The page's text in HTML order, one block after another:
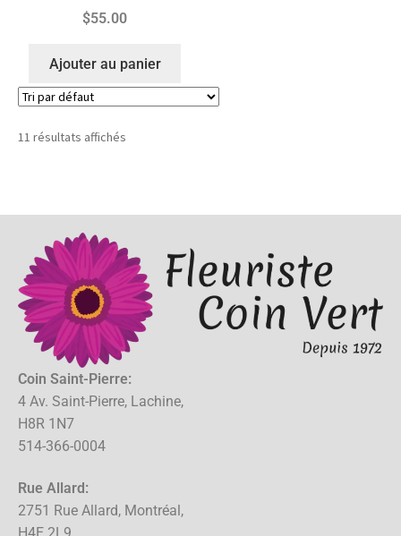
$55.00
Ajouter au panier
11 résultats affichés
Coin Saint-Pierre:
4 Av. Saint-Pierre, Lachine,
H8R 1N7
514-366-0004
Rue Allard:
2751 Rue Allard, Montréal,